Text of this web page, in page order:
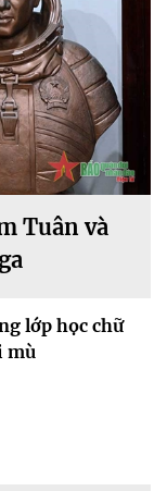
Tuân và
lớp học chữ
mù